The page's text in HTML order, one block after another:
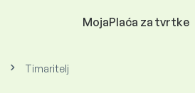
MojaPlaća za tvrtke
Timaritelj